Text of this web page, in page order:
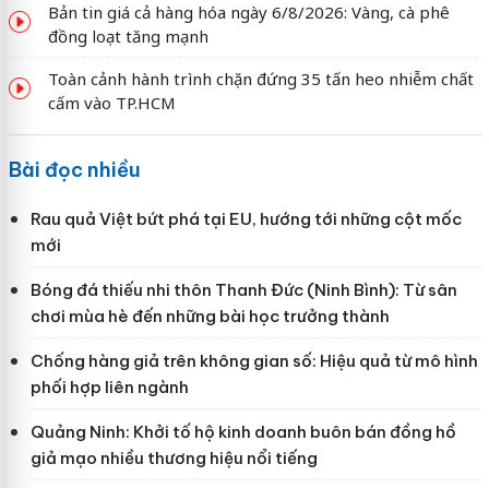
Bản tin giá cả hàng hóa ngày 6/8/2026: Vàng, cà phê
đồng loạt tăng mạnh
Toàn cảnh hành trình chặn đứng 35 tấn heo nhiễm chất
cấm vào TP.HCM
Bài đọc nhiều
Rau quả Việt bứt phá tại EU, hướng tới những cột mốc
mới
Bóng đá thiếu nhi thôn Thanh Đức (Ninh Bình): Từ sân
chơi mùa hè đến những bài học trưởng thành
Chống hàng giả trên không gian số: Hiệu quả từ mô hình
phối hợp liên ngành
Quảng Ninh: Khởi tố hộ kinh doanh buôn bán đồng hồ
giả mạo nhiều thương hiệu nổi tiếng